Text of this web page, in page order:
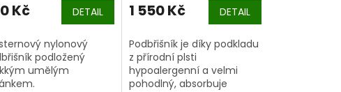
Kč DETAIL
nylonový
podložený
umělým
1 550 Kč DETAIL
Podbřišník je díky podkladu
z přírodní plsti
hypoalergenní a velmi
pohodlný, absorbuje